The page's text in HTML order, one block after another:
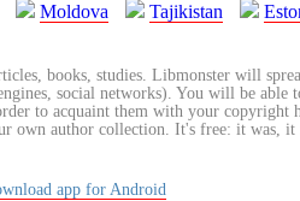
Moldova Tajikistan
books, studies. Libmonster will
social networks). You will be
to acquaint them with your copyright
own author collection. It's free: it was,
app for Android